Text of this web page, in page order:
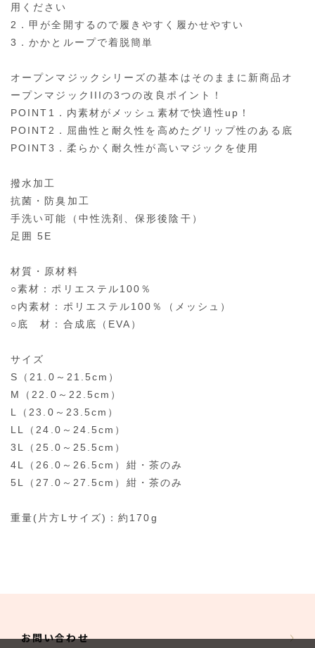
用ください
2．甲が全開するので履きやすく履かせやすい
3．かかとループで着脱簡単
オープンマジックシリーズの基本はそのままに新商品オ
ープンマジックIIIの3つの改良ポイント！
POINT1．内素材がメッシュ素材で快適性up！
POINT2．屈曲性と耐久性を高めたグリップ性のある底
POINT3．柔らかく耐久性が高いマジックを使用
撥水加工
抗菌・防臭加工
手洗い可能（中性洗剤、保形後陰干）
足囲 5E
材質・原材料
○素材：ポリエステル100％
○内素材：ポリエステル100％（メッシュ）
○底 材：合成底（EVA）
サイズ
S（21.0～21.5cm）
M（22.0～22.5cm）
L（23.0～23.5cm）
LL（24.0～24.5cm）
3L（25.0～25.5cm）
4L（26.0～26.5cm）紺・茶のみ
5L（27.0～27.5cm）紺・茶のみ
重量(片方Lサイズ)：約170g
お問い合わせ